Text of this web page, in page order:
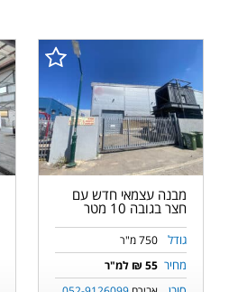
מבנה עצמאי חדש עם
חצר בגובה 10 מטר
גודל 750 מ"ר
מחיר 55 ₪ למ"ר